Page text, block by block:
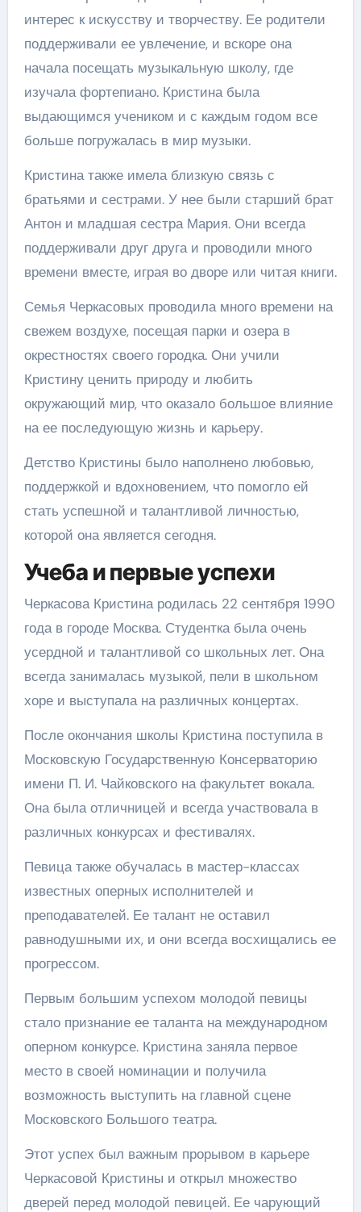
интерес к искусству и творчеству. Ее родители
поддерживали ее увлечение, и вскоре она
начала посещать музыкальную школу, где
изучала фортепиано. Кристина была
выдающимся учеником и с каждым годом все
больше погружалась в мир музыки.
Кристина также имела близкую связь с
братьями и сестрами. У нее были старший брат
Антон и младшая сестра Мария. Они всегда
поддерживали друг друга и проводили много
времени вместе, играя во дворе или читая книги.
Семья Черкасовых проводила много времени на
свежем воздухе, посещая парки и озера в
окрестностях своего городка. Они учили
Кристину ценить природу и любить
окружающий мир, что оказало большое влияние
на ее последующую жизнь и карьеру.
Детство Кристины было наполнено любовью,
поддержкой и вдохновением, что помогло ей
стать успешной и талантливой личностью,
которой она является сегодня.
Учеба и первые успехи
Черкасова Кристина родилась 22 сентября 1990
года в городе Москва. Студентка была очень
усердной и талантливой со школьных лет. Она
всегда занималась музыкой, пели в школьном
хоре и выступала на различных концертах.
После окончания школы Кристина поступила в
Московскую Государственную Консерваторию
имени П. И. Чайковского на факультет вокала.
Она была отличницей и всегда участвовала в
различных конкурсах и фестивалях.
Певица также обучалась в мастер-классах
известных оперных исполнителей и
преподавателей. Ее талант не оставил
равнодушными их, и они всегда восхищались ее
прогрессом.
Первым большим успехом молодой певицы
стало признание ее таланта на международном
оперном конкурсе. Кристина заняла первое
место в своей номинации и получила
возможность выступить на главной сцене
Московского Большого театра.
Этот успех был важным прорывом в карьере
Черкасовой Кристины и открыл множество
дверей перед молодой певицей. Ее чарующий